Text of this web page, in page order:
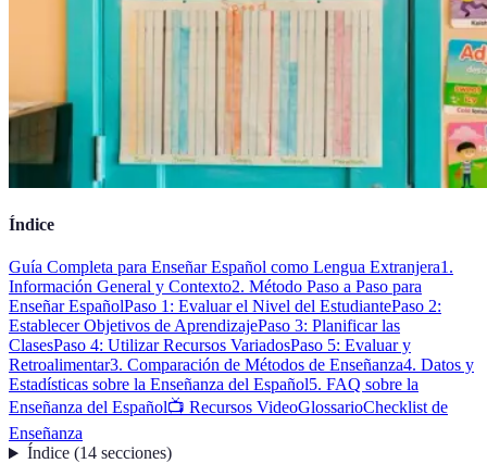
Índice
Guía Completa para Enseñar Español como Lengua Extranjera1.
Información General y Contexto2. Método Paso a Paso para
Enseñar EspañolPaso 1: Evaluar el Nivel del EstudiantePaso 2:
Establecer Objetivos de AprendizajePaso 3: Planificar las
ClasesPaso 4: Utilizar Recursos VariadosPaso 5: Evaluar y
Retroalimentar3. Comparación de Métodos de Enseñanza4. Datos y
Estadísticas sobre la Enseñanza del Español5. FAQ sobre la
Enseñanza del Español📺 Recursos VideoGlossarioChecklist de
Enseñanza
Índice(14 secciones)